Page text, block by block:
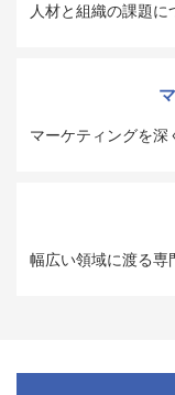
人材と組織の課題
マーケティングを深
幅広い領域に渡る専